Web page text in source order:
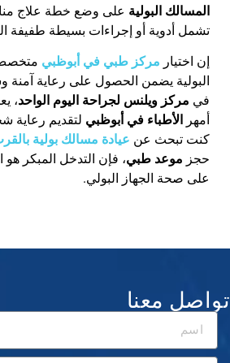
المسالك البولية على وضع خطة علاج
تشمل أدوية أو إجراءات بسيطة طفيفة
إن اختيار مركز طبي في أبوظبي
البولية يضمن الحصول على رعاية آمنة
في مركز ويلنس لجراحة اليوم الواحد،
أمهر الأطباء في أبوظبي لتقديم رعاية
كنت تبحث عن عيادة مسالك بولية
حجز موعد طبي، فإن التدخل المبكر
على صحة الجهاز البولي.
تواصل معنا